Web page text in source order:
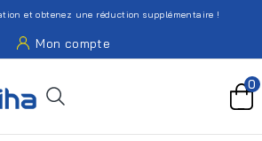
et obtenez une réduction supplémentaire !
Mon compte
0